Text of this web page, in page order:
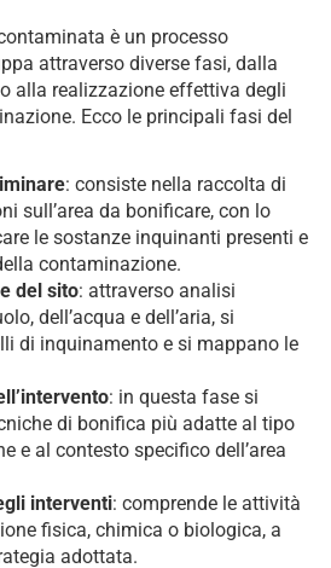
è un processo
attraverso diverse fasi, dalla
alla realizzazione effettiva degli
Ecco le principali fasi del
: consiste nella raccolta di
sull’area da bonificare, con lo
le sostanze inquinanti presenti e
contaminazione.
del sito: attraverso analisi
dell’acqua e dell’aria, si
di inquinamento e si mappano le
: in questa fase si
di bonifica più adatte al tipo
e al contesto specifico dell’area
interventi: comprende le attività
fisica, chimica o biologica, a
adottata.